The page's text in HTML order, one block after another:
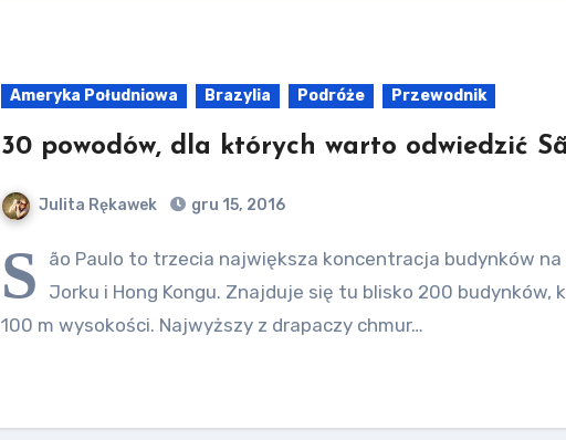
Ameryka Południowa Brazylia Podróże Przewodnik
30 powodów, dla których warto odwiedzić
Julita Rękawek gru 15, 2016
S
ão Paulo to trzecia największa koncentracja budynków na
Jorku i Hong Kongu. Znajduje się tu blisko 200 budynków,
100 m wysokości. Najwyższy z drapaczy chmur…